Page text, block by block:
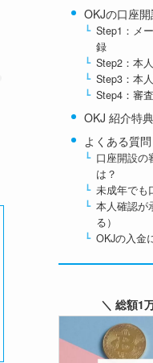
OKJの口座
Step1：メ
録
Step2：本
Step3：本
Step4：審
OKJ 紹介特
よくある質問
口座開設の
は？
未成年でも
本人確認が
る）
OKJの入金
＼ 総額1